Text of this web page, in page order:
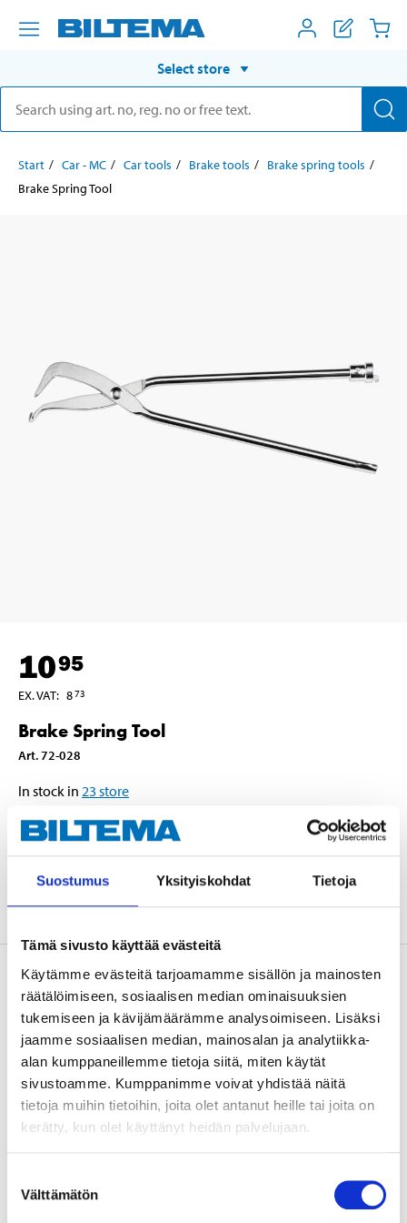
Suostumus Yksityiskohdat Tietoja
Tämä sivusto käyttää evästeitä
Käytämme evästeitä tarjoamamme sisällön ja mainosten
räätälöimiseen, sosiaalisen median ominaisuuksien
tukemiseen ja kävijämäärämme analysoimiseen. Lisäksi
jaamme sosiaalisen median, mainosalan ja analytiikka-
alan kumppaneillemme tietoja siitä, miten käytät
sivustoamme. Kumppanimme voivat yhdistää näitä
tietoja muihin tietoihin, joita olet antanut heille tai joita on
kerätty, kun olet käyttänyt heidän palvelujaan.
valinta
Välttämätön
Select store
Start Car - MC Car tools Brake tools
Brake spring tools
Brake Spring Tool
1095
EX. VAT: 873
Brake Spring Tool
Art.72-028
In stock in 23 store
Sold online
ADD TO CART
Description
Facilitates fitting/removal of brake springs and wires.
Technical specifications